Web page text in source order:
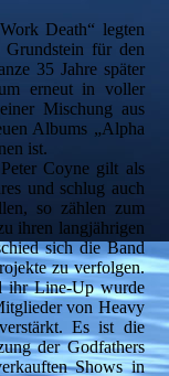
Death“ legten
Grundstein für den
35 Jahre später
erneut in voller
Mischung aus
Albums „Alpha
ist.
Coyne gilt als
und schlug auch
so zählen zum
ihren langjährigen
sich die Band
zu verfolgen.
ihr Line-Up wurde
von Heavy
Es ist die
der Godfathers
Shows in